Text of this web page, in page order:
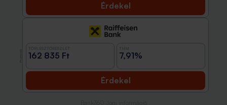
Érdekel
162 835 Ft 7,91%
Érdekel